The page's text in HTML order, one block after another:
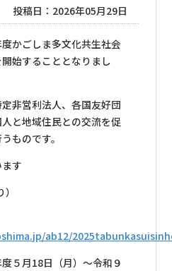
投稿日：2026年05月29日
かごしま多文化共生社会
始することとなりまし
非営利法人、各国友好団
と地域住民との交流を促
ものです。
す
ab12/
月18日（月）～令和９